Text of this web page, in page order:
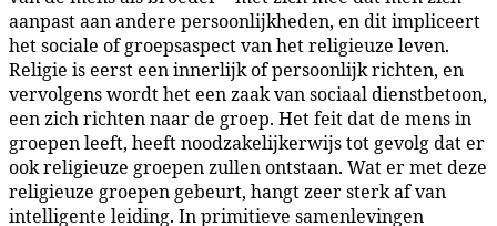
aanpast aan andere persoonlijkheden, en dit impliceert
het sociale of groepsaspect van het religieuze leven.
Religie is eerst een innerlijk of persoonlijk richten, en
vervolgens wordt het een zaak van sociaal dienstbetoon,
een zich richten naar de groep. Het feit dat de mens in
groepen leeft, heeft noodzakelijkerwijs tot gevolg dat er
ook religieuze groepen zullen ontstaan. Wat er met deze
religieuze groepen gebeurt, hangt zeer sterk af van
intelligente leiding. In primitieve samenlevingen